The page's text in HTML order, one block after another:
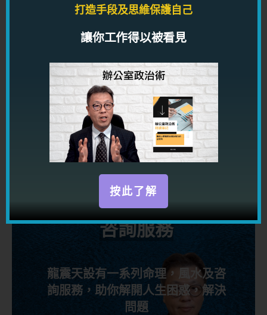
咨詢服務
龍震天設有一系列命理，風水及咨
詢服務，助你解開人生困惑，解決
問題
打造手段及思維保護自己
讓你工作得以被看見
按此了解